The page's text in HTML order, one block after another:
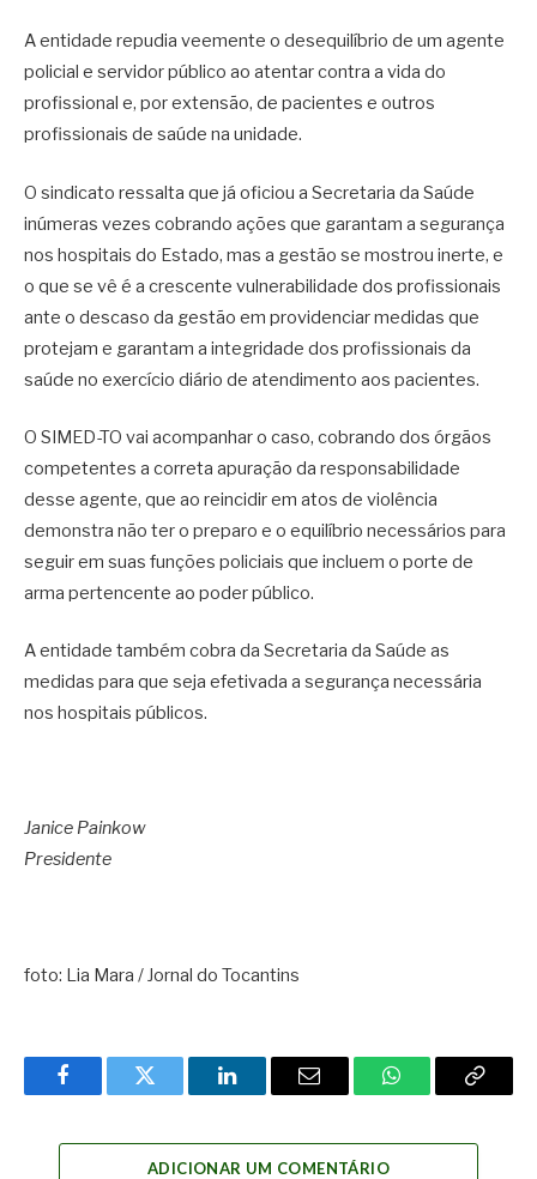
A entidade repudia veemente o desequilíbrio de um agente
policial e servidor público ao atentar contra a vida do
profissional e, por extensão, de pacientes e outros
profissionais de saúde na unidade.
O sindicato ressalta que já oficiou a Secretaria da Saúde
inúmeras vezes cobrando ações que garantam a segurança
nos hospitais do Estado, mas a gestão se mostrou inerte, e
o que se vê é a crescente vulnerabilidade dos profissionais
ante o descaso da gestão em providenciar medidas que
protejam e garantam a integridade dos profissionais da
saúde no exercício diário de atendimento aos pacientes.
O SIMED-TO vai acompanhar o caso, cobrando dos órgãos
competentes a correta apuração da responsabilidade
desse agente, que ao reincidir em atos de violência
demonstra não ter o preparo e o equilíbrio necessários para
seguir em suas funções policiais que incluem o porte de
arma pertencente ao poder público.
A entidade também cobra da Secretaria da Saúde as
medidas para que seja efetivada a segurança necessária
nos hospitais públicos.
Janice Painkow
Presidente
foto: Lia Mara / Jornal do Tocantins
FacebookTwitter LinkedInEmail WhatsAppCopy
ADICIONAR UM COMENTÁRIO